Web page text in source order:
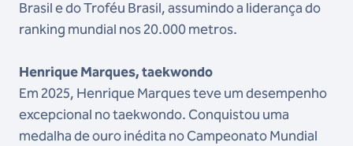
Brasil e do Troféu Brasil, assumindo a liderança do
ranking mundial nos 20.000 metros.
Henrique Marques, taekwondo
Em 2025, Henrique Marques teve um desempenho
excepcional no taekwondo. Conquistou uma
medalha de ouro inédita no Campeonato Mundial